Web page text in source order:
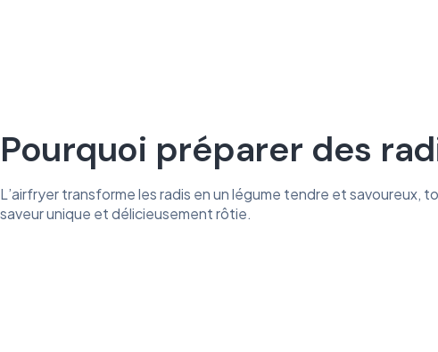
Pourquoi préparer des
L’airfryer transforme les radis en un légume tendre et savoureux,
saveur unique et délicieusement rôtie.